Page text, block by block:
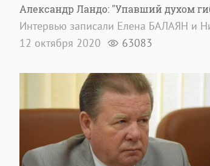
Александр Ландо: "Упавший духом
Интервью записали Елена БАЛАЯН и
12 октября 2020
63083